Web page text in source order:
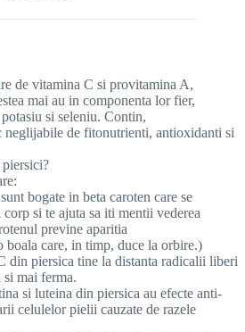
de vitamina C si provitamina A,
mai au in componenta lor fier,
si seleniu. Contin,
neglijabile de fitonutrienti, antioxidanti si
piersici?
bogate in beta caroten care se
si te ajuta sa iti mentii vederea
previne aparitia
boala care, in timp, duce la orbire.)
din piersica tine la distanta radicalii liberi
si mai ferma.
si luteina din piersica au efecte anti-
celulelor pielii cauzate de razele